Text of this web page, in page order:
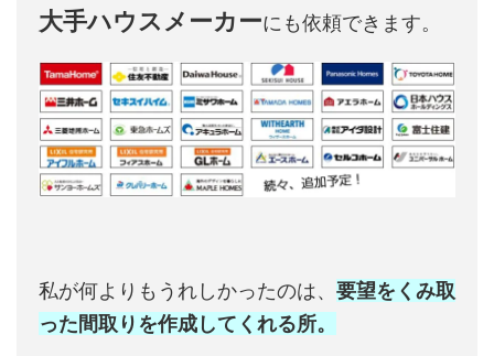
大手ハウスメーカーにも依頼できます。
私が何よりもうれしかったのは、 要望をくみ取
った間取りを作成してくれる所。